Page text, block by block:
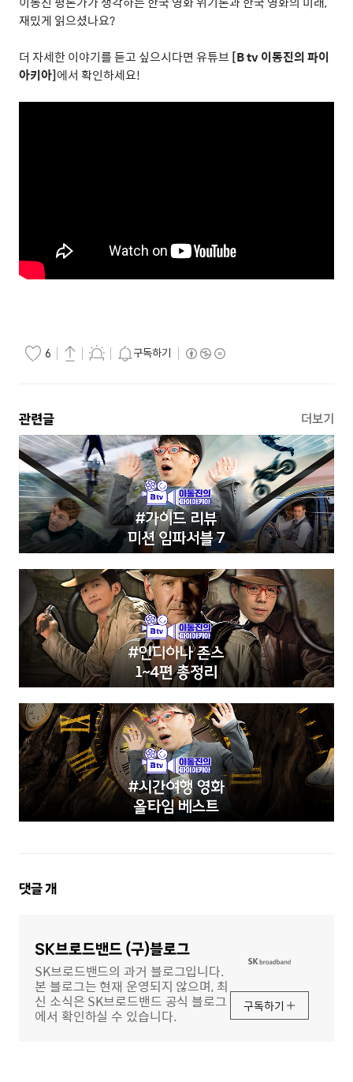
재밌게 읽으셨나요?
더 자세한 이야기를 듣고 싶으시다면 유튜브 [B tv이동진의 파이
아키아]에서 확인하세요!
6 구독하기
관련글 더보기
댓
댓글개
SK브로드밴드 (구)블로그
SK브로드밴드의 과거 블로그입니다.
본 블로그는 현재 운영되지 않으며, 최
신 소식은 SK브로드밴드 공식 블로그
에서 확인하실 수 있습니다.
구독하기